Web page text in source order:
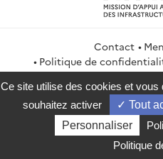
Contact
Politique de
Gestion des
service-public.gouv.fr
2026 Direction
Ce site utilise des cookies et
souhaitez activer
Tout
Personnaliser
Politique